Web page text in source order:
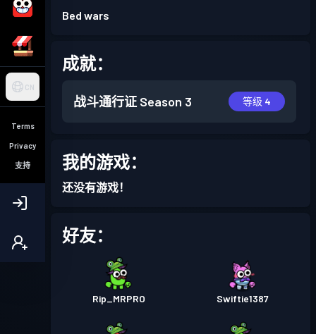
CN
Terms
Privacy
支持
Bed wars
成就：
战斗通行证 Season 3 等级 4
我的游戏：
还没有游戏！
好友：
Rip_MRPRO Swiftie1387